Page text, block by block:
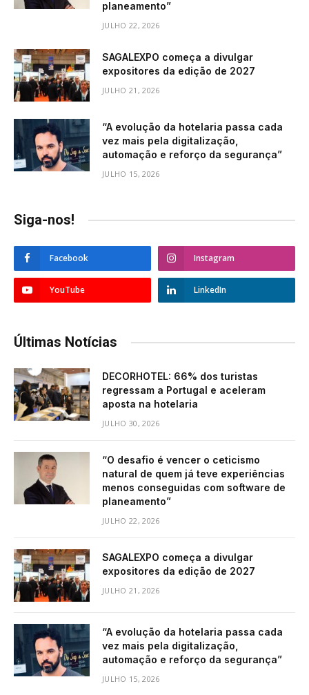
planeamento”
JULHO 22, 2026
SAGALEXPO começa a divulgar
expositores da edição de 2027
JULHO 21, 2026
“A evolução da hotelaria passa cada
vez mais pela digitalização,
automação e reforço da segurança”
JULHO 15, 2026
Siga-nos!
Facebook Instagram
YouTube LinkedIn
Últimas Notícias
DECORHOTEL: 66% dos turistas
regressam a Portugal e aceleram
aposta na hotelaria
JULHO 30, 2026
“O desafio é vencer o ceticismo
natural de quem já teve experiências
menos conseguidas com software de
planeamento”
JULHO 22, 2026
SAGALEXPO começa a divulgar
expositores da edição de 2027
JULHO 21, 2026
“A evolução da hotelaria passa cada
vez mais pela digitalização,
automação e reforço da segurança”
JULHO 15, 2026